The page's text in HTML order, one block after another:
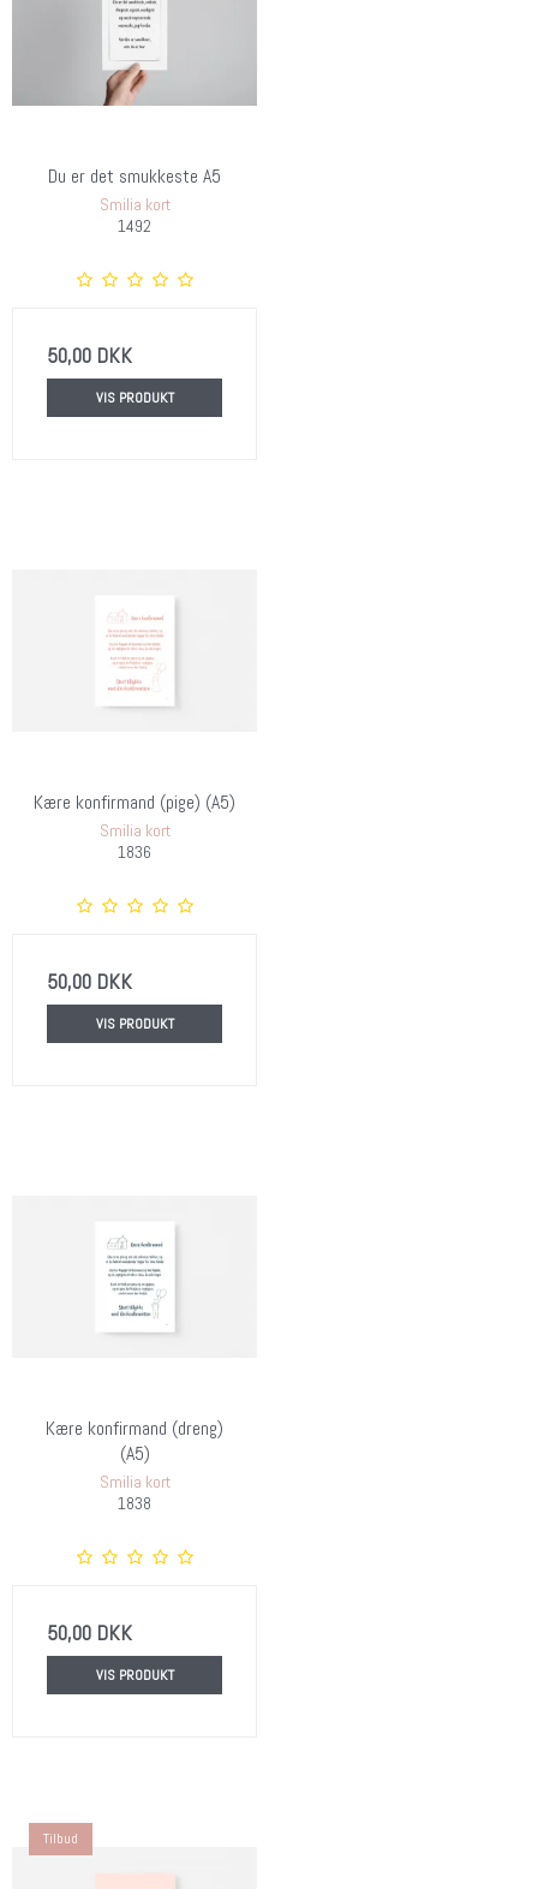
Du er det smukkeste A5
Smilia kort
1492
50,00 DKK
VIS PRODUKT
Kære konfirmand (pige) (A5)
Smilia kort
1836
50,00 DKK
VIS PRODUKT
Kære konfirmand (dreng)
(A5)
Smilia kort
1838
50,00 DKK
VIS PRODUKT
Tilbud